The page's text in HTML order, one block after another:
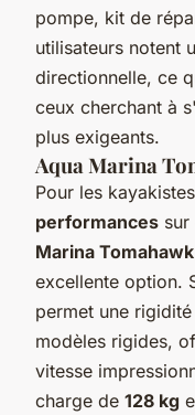
pompe, kit de
utilisateurs notent
directionnelle, ce
ceux cherchant à
plus exigeants.
Aqua Marina
Pour les
performances sur
Marina
excellente option.
permet une
modèles rigides,
vitesse
charge de 128 kg